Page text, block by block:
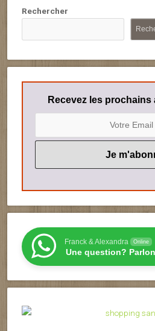
Rechercher
Recevez les prochains
Franck & Alexandra Online
Une question?